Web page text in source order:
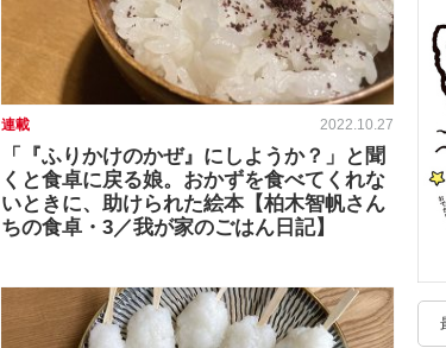
連載 2022.10.27
「『ふりかけのかぜ』にしようか？」と聞
くと食卓に戻る娘。おかずを食べてくれな
いときに、助けられた絵本【柏木智帆さん
ちの食卓・3／我が家のごはん日記】